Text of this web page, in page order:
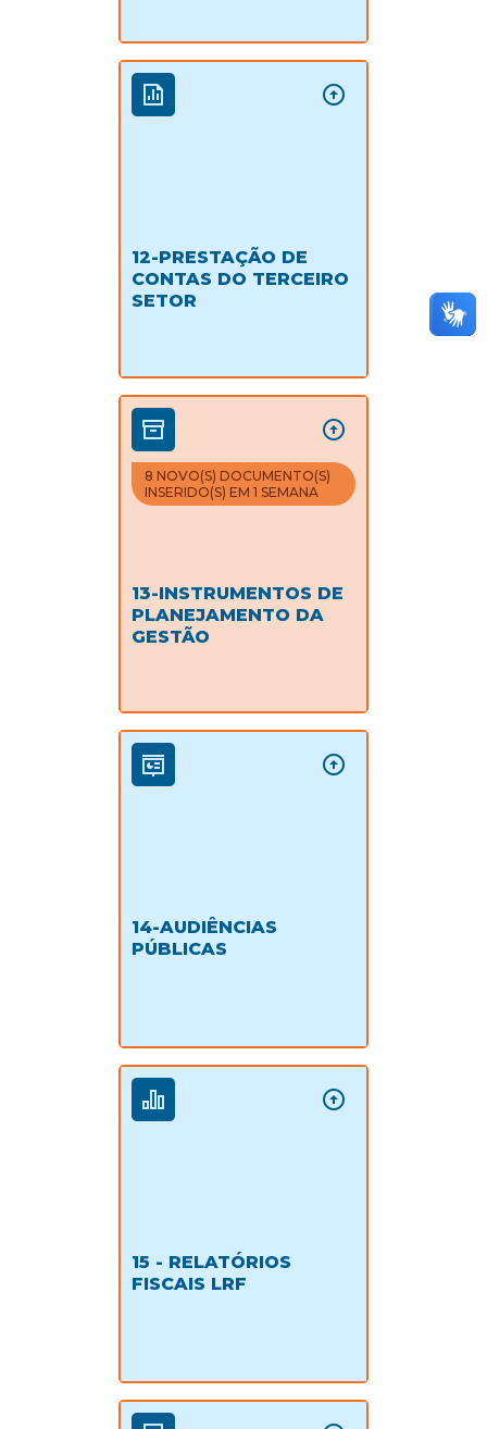
12-PRESTAÇÃO DE
CONTAS DO TERCEIRO
SETOR
8 NOVO(S) DOCUMENTO(S)
INSERIDO(S) EM 1 SEMANA
13-INSTRUMENTOS DE
PLANEJAMENTO DA
GESTÃO
14-AUDIÊNCIAS
PÚBLICAS
15 - RELATÓRIOS
FISCAIS LRF